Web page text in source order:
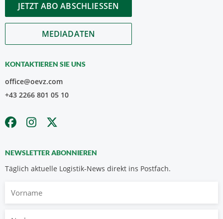
JETZT ABO ABSCHLIESSEN
MEDIADATEN
KONTAKTIEREN SIE UNS
office@oevz.com
+43 2266 801 05 10
NEWSLETTER ABONNIEREN
Täglich aktuelle Logistik-News direkt ins Postfach.
Nachname